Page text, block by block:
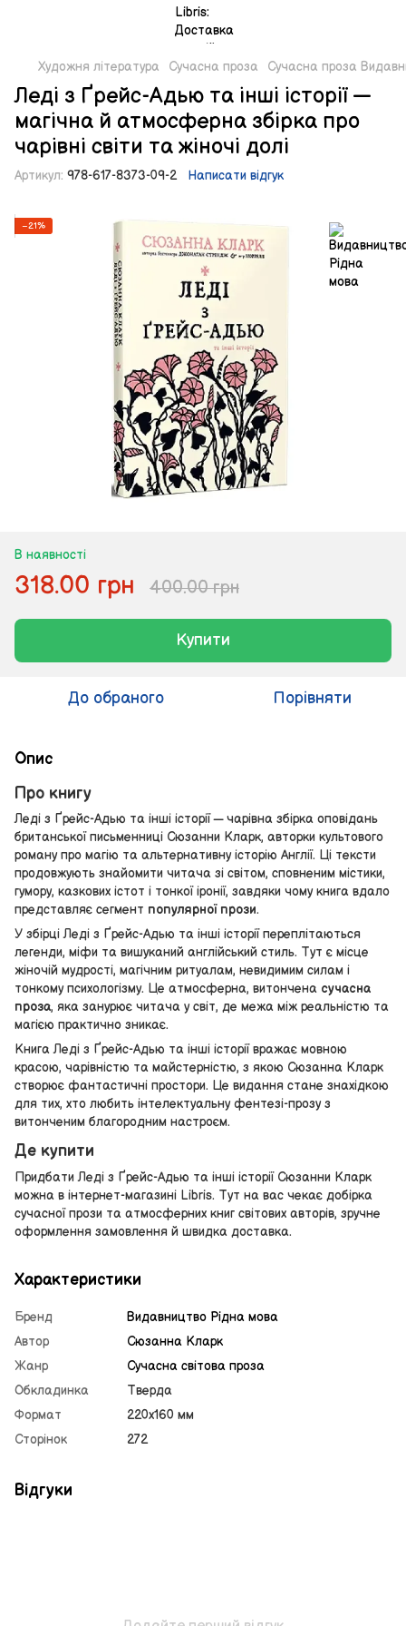
Художня література Сучасна проза Сучасна проза
Леді з Ґрейс-Адью та інші історії —
магічна й атмосферна збірка про
чарівні світи та жіночі долі
Артикул: 978-617-8373-09-2 Написати відгук
−21%
В наявності
318.00 грн 400.00 грн
Купити
До обраного Порівняти
Опис
Про книгу
Леді з Ґрейс-Адью та інші історії — чарівна збірка оповідань
британської письменниці Сюзанни Кларк, авторки культового
роману про магію та альтернативну історію Англії. Ці тексти
продовжують знайомити читача зі світом, сповненим містики,
гумору, казкових істот і тонкої іронії, завдяки чому книга вдало
представляє сегмент популярної прози.
У збірці Леді з Ґрейс-Адью та інші історії переплітаються
легенди, міфи та вишуканий англійський стиль. Тут є місце
жіночій мудрості, магічним ритуалам, невидимим силам і
тонкому психологізму. Це атмосферна, витончена сучасна
проза, яка занурює читача у світ, де межа між реальністю та
магією практично зникає.
Книга Леді з Ґрейс-Адью та інші історії вражає мовною
красою, чарівністю та майстерністю, з якою Сюзанна Кларк
створює фантастичні простори. Це видання стане знахідкою
для тих, хто любить інтелектуальну фентезі-прозу з
витонченим благородним настроєм.
Де купити
Придбати Леді з Ґрейс-Адью та інші історії Сюзанни Кларк
можна в інтернет-магазині Libris. Тут на вас чекає добірка
сучасної прози та атмосферних книг світових авторів, зручне
оформлення замовлення й швидка доставка.
Характеристики
Бренд
Видавництво Рiдна мова
Автор
Сюзанна Кларк
Жанр
Сучасна світова проза
Обкладинка
Тверда
Формат
220х160 мм
Сторінок
272
Відгуки